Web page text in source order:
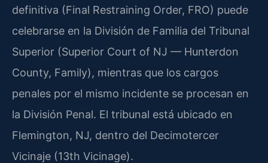
definitiva (Final Restraining Order, FRO) puede
celebrarse en la División de Familia del Tribunal
Superior (Superior Court of NJ — Hunterdon
County, Family), mientras que los cargos
penales por el mismo incidente se procesan en
la División Penal. El tribunal está ubicado en
Flemington, NJ, dentro del Decimotercer
Vicinaje (13th Vicinage).